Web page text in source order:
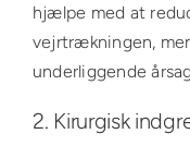
hjælpe med at
vejrtrækningen,
underliggende
2. Kirurgisk